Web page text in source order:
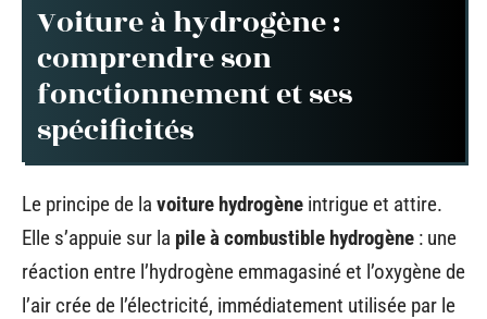
Voiture à hydrogène :
comprendre son
fonctionnement et ses
spécificités
Le principe de la voiture hydrogène intrigue et attire.
Elle s’appuie sur la pile à combustible hydrogène : une
réaction entre l’hydrogène emmagasiné et l’oxygène de
l’air crée de l’électricité, immédiatement utilisée par le